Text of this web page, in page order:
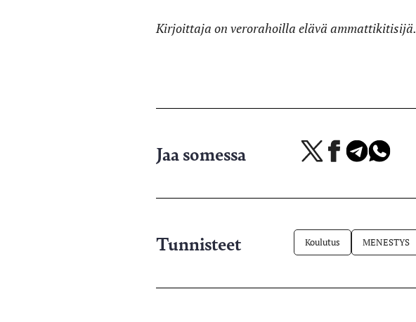
Kirjoittaja on verorahoilla elävä ammattikitisijä.
Jaa somessa
Jaa
palvelussa
Jaa Jaa Jaa
Tunnisteet Koulutus MENESTYS